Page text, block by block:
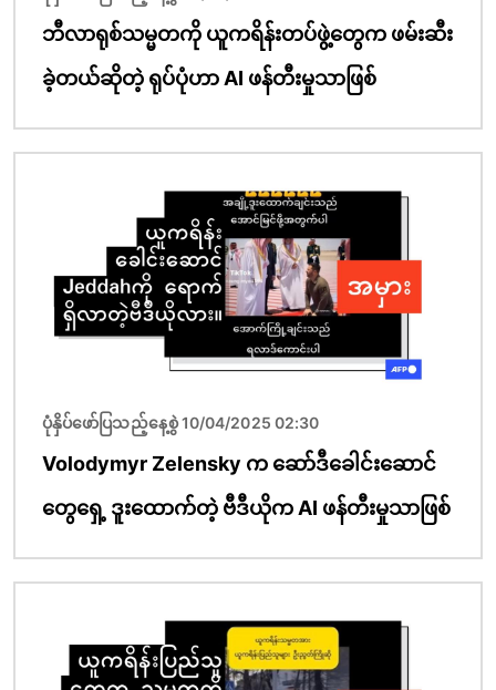
ဘီလာရုစ်သမ္မတကို ယူကရိန်းတပ်ဖွဲ့တွေက ဖမ်းဆီး
ခဲ့တယ်ဆိုတဲ့ ရုပ်ပုံဟာ AI ဖန်တီးမှုသာဖြစ်
ပုံနှိပ်ဖော်ပြသည့်နေ့စွဲ 10/04/2025 02:30
Volodymyr Zelensky က ဆော်ဒီခေါင်းဆောင်
တွေရှေ့ ဒူးထောက်တဲ့ ဗီဒီယိုက AI ဖန်တီးမှုသာဖြစ်